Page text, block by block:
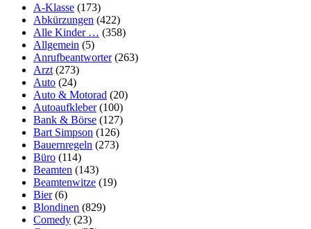
A-Klasse (173)
Abkürzungen (422)
Alle Kinder … (358)
Allgemein (5)
Anrufbeantworter(263)
Arzt (273)
Auto (24)
Auto & Motorad (20)
Autoaufkleber(100)
Bank & Börse (127)
Bart Simpson (126)
Bauernregeln (273)
Büro (114)
Beamten (143)
Beamtenwitze (19)
Bier(6)
Blondinen (829)
Comedy (23)